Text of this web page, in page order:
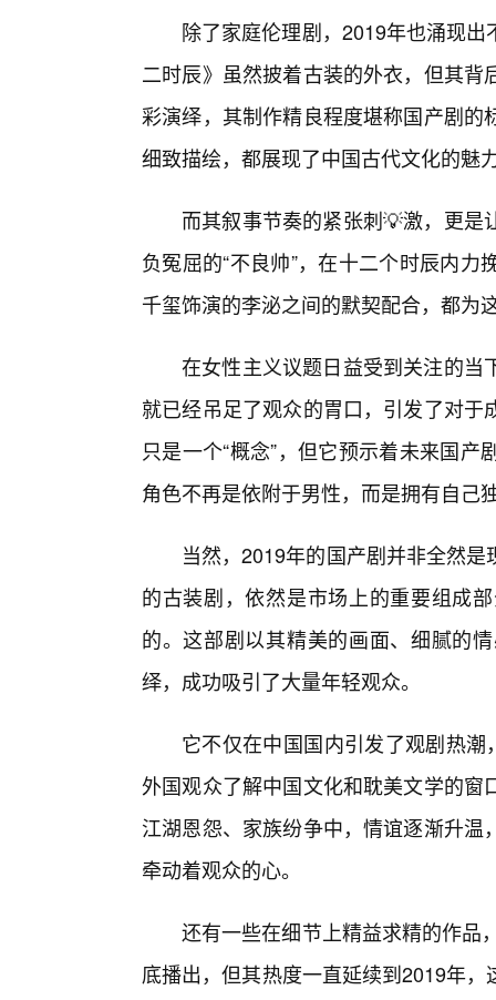
除了家庭伦理剧，2019年也涌现
二时辰》虽然披着古装的外衣，但其
彩演绎，其制作精良程度堪称国产剧
细致描绘，都展现了中国古代文化的魅
而其叙事节奏的紧张刺💡激，更
负冤屈的“不良帅”，在十二个时辰内
千玺饰演的李泌之间的默契配合，都为
在女性主义议题日益受到关注的当
就已经吊足了观众的胃口，引发了对
只是一个“概念”，但它预示着未来国
角色不再是依附于男性，而是拥有自己
当然，2019年的国产剧并非全然
的古装剧，依然是市场上的重要组成
的。这部剧以其精美的画面、细腻的
绎，成功吸引了大量年轻观众。
它不仅在中国国内引发了观剧热潮
外国观众了解中国文化和耽美文学的
江湖恩怨、家族纷争中，情谊逐渐升
牵动着观众的心。
还有一些在细节上精益求精的作品
底播出，但其热度一直延续到2019年